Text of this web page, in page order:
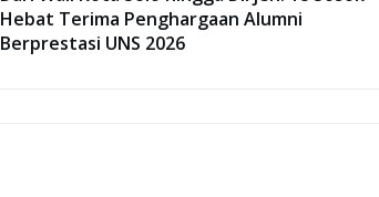
Hebat Terima Penghargaan Alumni
Berprestasi UNS 2026